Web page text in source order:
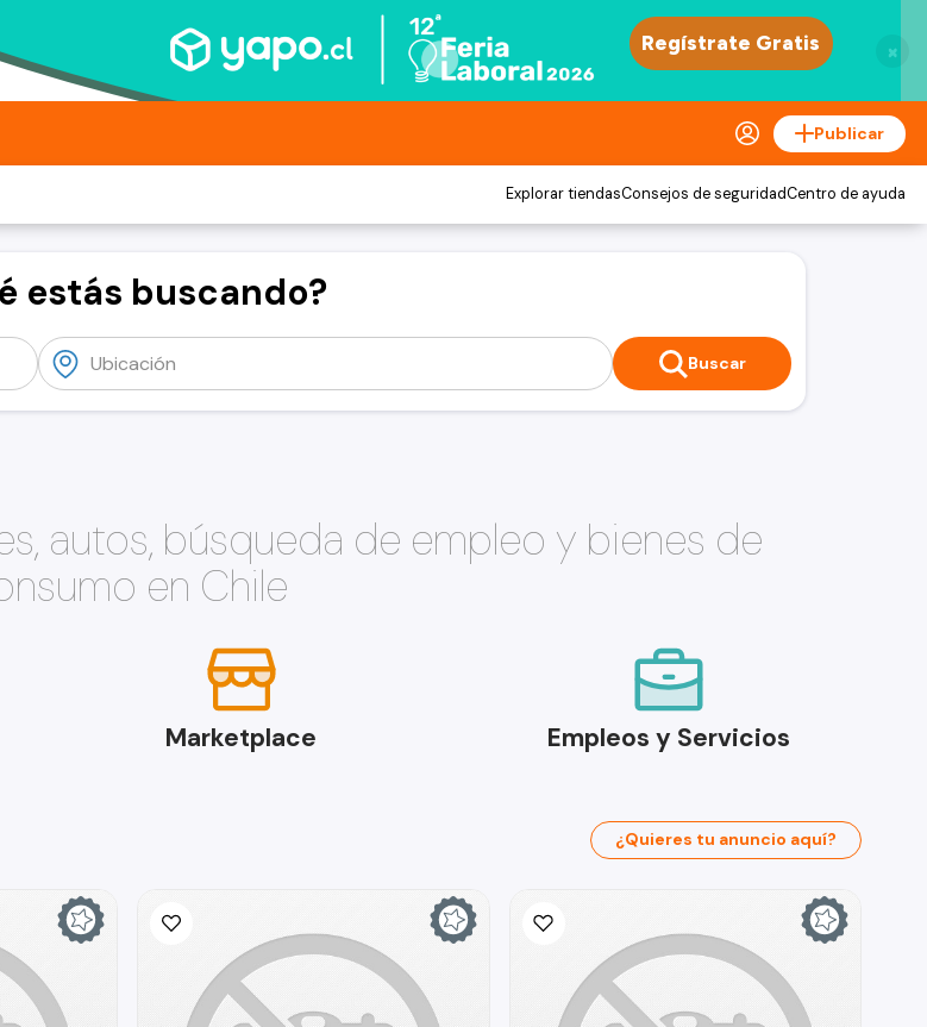
×
Publicar
Explorar tiendasConsejos de seguridadCentro de ayuda
estás buscando?
Buscar
autos, búsqueda de empleo y bienes de
en Chile
Marketplace Empleos y Servicios
¿Quieres tu anuncio aquí?